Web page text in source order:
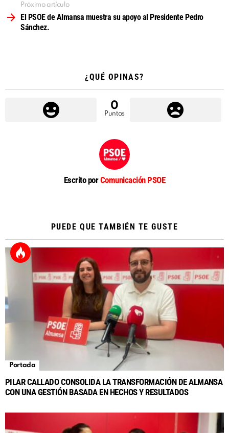
Próximo artículo
El PSOE de Almansa muestra su apoyo al Presidente Pedro
Sánchez.
¿QUÉ OPINAS?
0
Puntos
Escrito porComunicación PSOE
PUEDE QUE TAMBIÉN TE GUSTE
Portada
PILAR CALLADO CONSOLIDA LA TRANSFORMACIÓN DE ALMANSA
CON UNA GESTIÓN BASADA EN HECHOS Y RESULTADOS